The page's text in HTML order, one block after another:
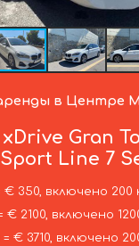
в Центре
xDrive Gran
Line 7
€ 350, включено 200
€ 2100, включено
€ 3710, включено